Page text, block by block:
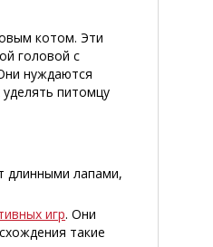
котом. Эти
головой с
нуждаются
питомцу
длинными лапами,
игр. Они
такие